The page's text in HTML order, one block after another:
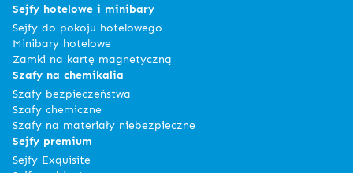
Sejfy hotelowe i minibary
Sejfy do pokoju hotelowego
Minibary hotelowe
Zamki na kartę magnetyczną
Szafy na chemikalia
Szafy bezpieczeństwa
Szafy chemiczne
Szafy na materiały niebezpieczne
Sejfy premium
Sejfy Exquisite